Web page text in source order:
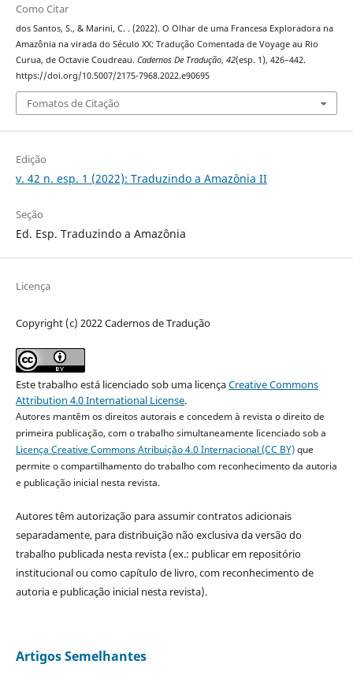
Como Citar
dos Santos, S., & Marini, C. . (2022). O Olhar de uma Francesa Exploradora na
Amazônia na virada do Século XX: Tradução Comentada de Voyage au Rio
Curua, de Octavie Coudreau. Cadernos De Tradução, 42(esp. 1), 426–442.
https://doi.org/10.5007/2175-7968.2022.e90695
Fomatos de Citação
Edição
v. 42 n. esp. 1 (2022): Traduzindo a Amazônia II
Seção
Ed. Esp. Traduzindo a Amazônia
Licença
Copyright (c) 2022 Cadernos de Tradução
Este trabalho está licenciado sob uma licençaCreative Commons
Attribution 4.0 International License.
Autores mantêm os direitos autorais e concedem à revista o direito de
primeira publicação, com o trabalho simultaneamente licenciado sob a
Licença Creative Commons Atribuição 4.0 Internacional (CC BY)que
permite o compartilhamento do trabalho com reconhecimento da autoria
e publicação inicial nesta revista.
Autores têm autorização para assumir contratos adicionais
separadamente, para distribuição não exclusiva da versão do
trabalho publicada nesta revista (ex.: publicar em repositório
institucional ou como capítulo de livro, com reconhecimento de
autoria e publicação inicial nesta revista).
Artigos Semelhantes